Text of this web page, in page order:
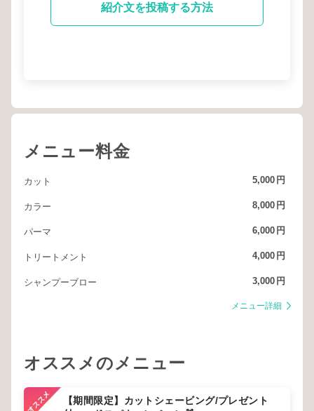
紹介文を投稿する方法
メニュー料金
カット 5,000 円
カラー 8,000 円
パーマ 6,000 円
トリートメント 4,000 円
シャンプーブロー 3,000 円
メニュー詳細
オススメのメニュー
【期間限定】カットシェービング/プレゼント